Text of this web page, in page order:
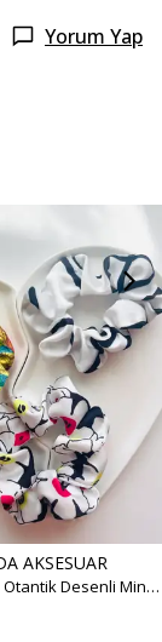
Yorum Yap
AKSESUAR
3'lü Modern ve Otantik Desenli Mini Saten Scrunchie Toka Seti